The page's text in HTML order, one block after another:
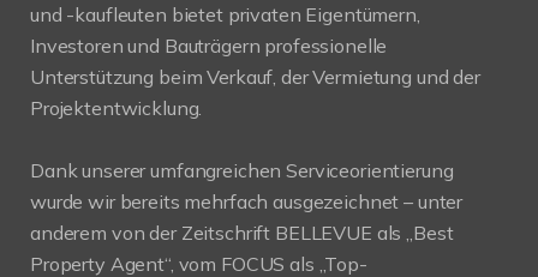
und -kaufleuten bietet privaten Eigentümern,
Investoren und Bauträgern professionelle
Unterstützung beim Verkauf, der Vermietung und der
Projektentwicklung.
Dank unserer umfangreichen Serviceorientierung
wurde wir bereits mehrfach ausgezeichnet – unter
anderem von der Zeitschrift BELLEVUE als „Best
Property Agent“, vom FOCUS als „Top-